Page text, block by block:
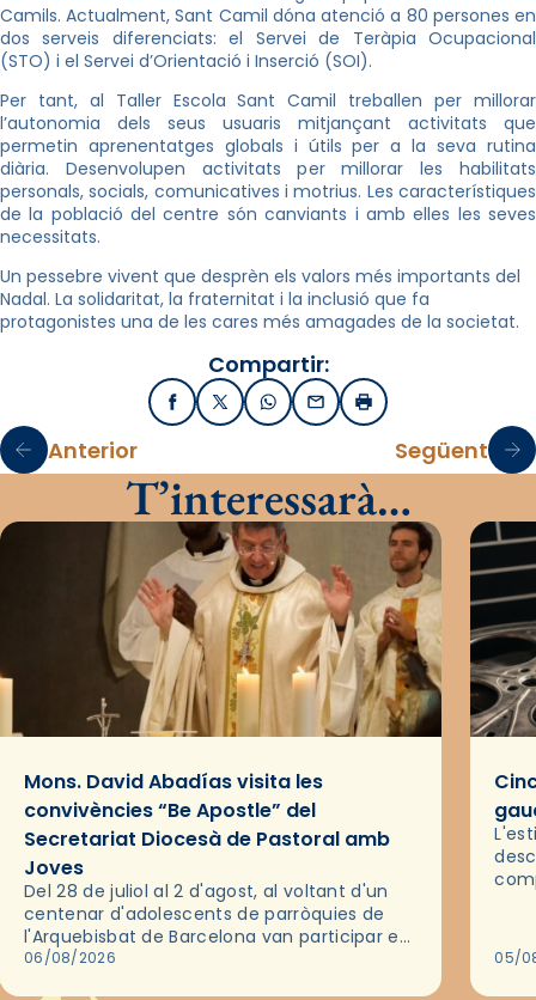
Camils. Actualment, Sant Camil dóna atenció a 80 persones en
dos serveis diferenciats: el Servei de Teràpia Ocupacional
(STO) i el Servei d’Orientació i Inserció (SOI).
Per tant, al Taller Escola Sant Camil treballen per millorar
l’autonomia dels seus usuaris mitjançant activitats que
permetin aprenentatges globals i útils per a la seva rutina
diària. Desenvolupen activitats per millorar les habilitats
personals, socials, comunicatives i motrius. Les característiques
de la població del centre són canviants i amb elles les seves
necessitats.
Un pessebre vivent que desprèn els valors més importants del
Nadal. La solidaritat, la fraternitat i la inclusió que fa
protagonistes una de les cares més amagades de la societat.
Compartir:
FacebookX / TwitterWhatsApp
EmailImprimir
Anterior Següent
T’interessarà…
Mons. David Abadías visita les
convivències “Be Apostle” del
Secretariat Diocesà de Pastoral amb
Joves
Del 28 de juliol al 2 d'agost, al voltant d'un
centenar d'adolescents de parròquies de
l'Arquebisbat de Barcelona van participar en
les convivències Be Apostle, organitzades
06/08/2026 05/